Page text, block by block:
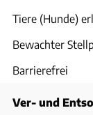
Tiere (Hunde)
Bewachter
Barrierefrei
Ver- und